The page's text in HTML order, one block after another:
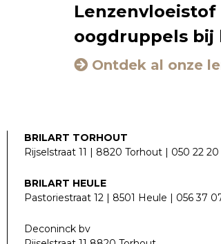
Lenzenvloeistof
oogdruppels bij
Ontdek al onze
BRILART TORHOUT
Rijselstraat 11 | 8820 Torhout | 050 22 20
BRILART HEULE
Pastoriestraat 12 | 8501 Heule | 056 37
Deconinck bv